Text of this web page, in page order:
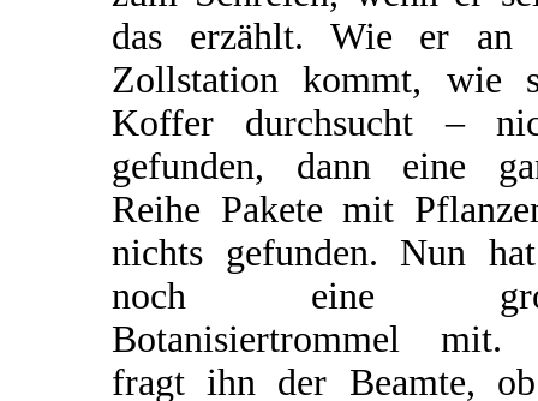
das erzählt. Wie er an
Zollstation kommt, wie
Koffer durchsucht –
gefunden, dann eine
Reihe Pakete mit
nichts gefunden. Nun
noch eine
Botanisiertrommel mit.
fragt ihn der Beamte,